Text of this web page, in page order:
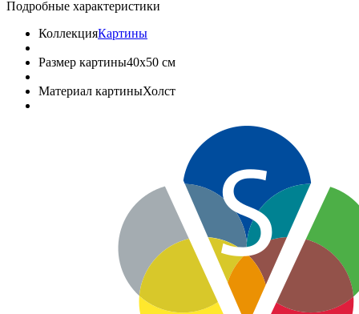
Подробные характеристики
КоллекцияКартины
Размер картины40х50 см
Материал картиныХолст